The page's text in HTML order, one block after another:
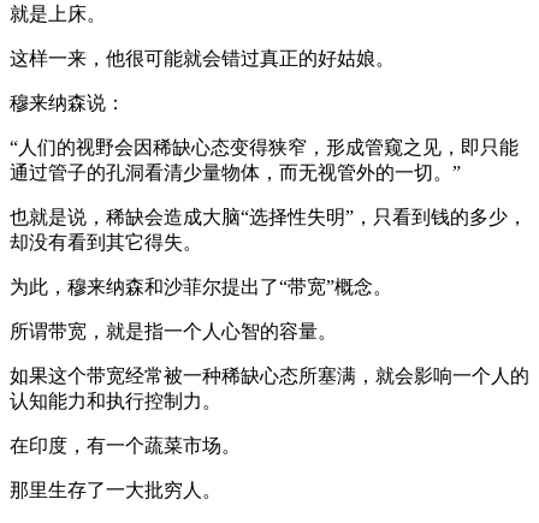
就是上床。
这样一来，他很可能就会错过真正的好姑娘。
穆来纳森说：
“人们的视野会因稀缺心态变得狭窄，形成管窥之见，即只能
通过管子的孔洞看清少量物体，而无视管外的一切。”
也就是说，稀缺会造成大脑“选择性失明”，只看到钱的多少，
却没有看到其它得失。
为此，穆来纳森和沙菲尔提出了“带宽”概念。
所谓带宽，就是指一个人心智的容量。
如果这个带宽经常被一种稀缺心态所塞满，就会影响一个人的
认知能力和执行控制力。
在印度，有一个蔬菜市场。
那里生存了一大批穷人。